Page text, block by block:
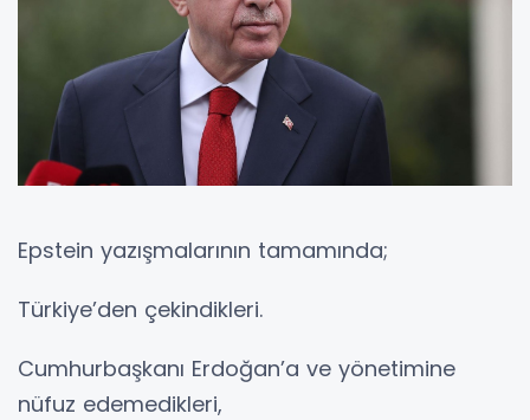
Epstein yazışmalarının tamamında;
Türkiye’den çekindikleri.
Cumhurbaşkanı Erdoğan’a ve yönetimine
nüfuz edemedikleri,